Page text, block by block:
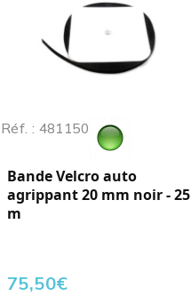
Réf. : 481150
Bande Velcro auto
agrippant 20 mm noir - 25
m
75,50€